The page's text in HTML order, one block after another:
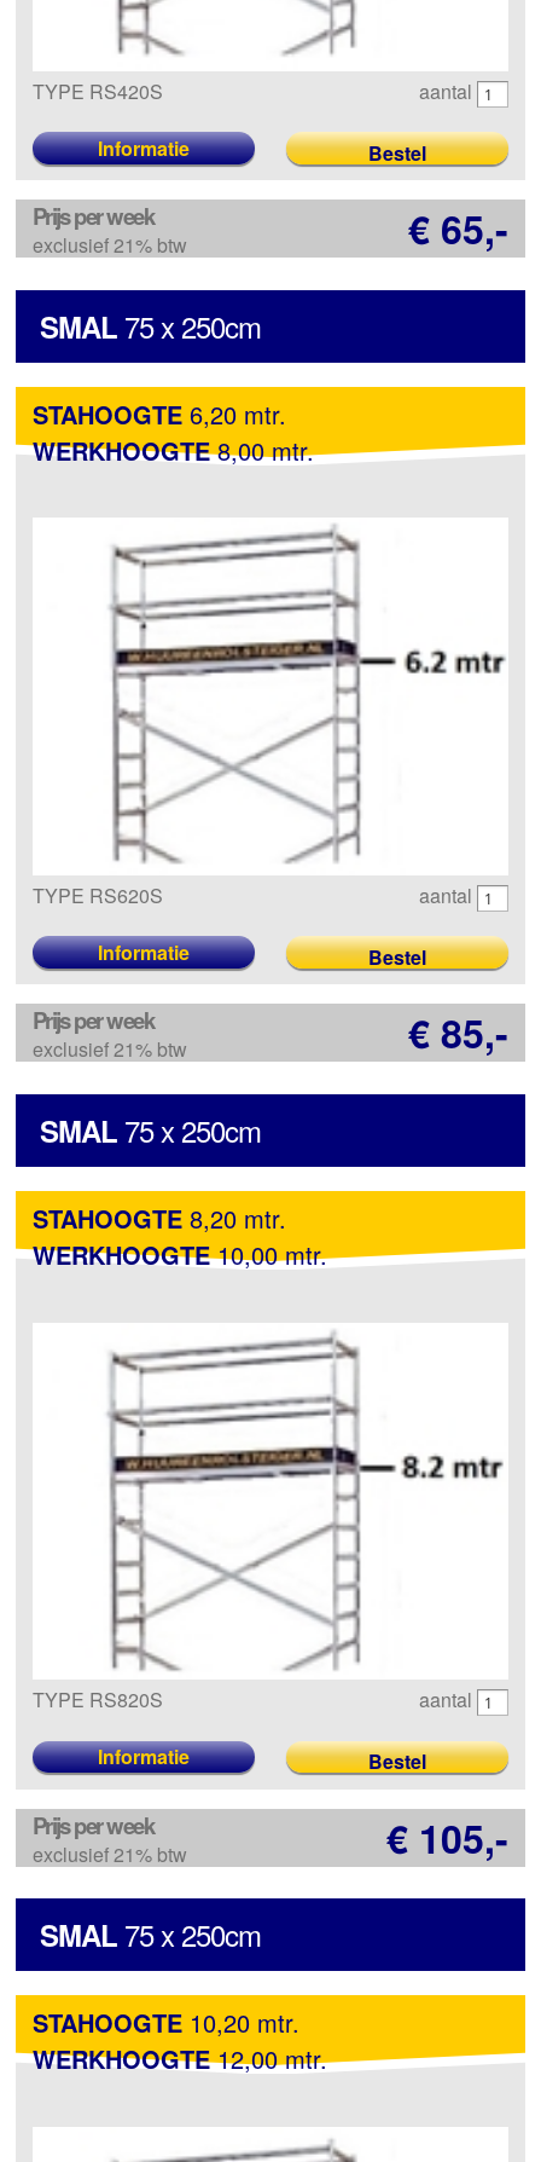
TYPE RS420S aantal
Informatie
Prijs per week
exclusief 21% btw € 65,-
SMAL 75 x 250cm
STAHOOGTE6,20 mtr.
WERKHOOGTE8,00 mtr.
TYPE RS620S aantal
Informatie
Prijs per week
exclusief 21% btw € 85,-
SMAL 75 x 250cm
STAHOOGTE8,20 mtr.
WERKHOOGTE10,00 mtr.
TYPE RS820S aantal
Informatie
Prijs per week
exclusief 21% btw € 105,-
SMAL 75 x 250cm
STAHOOGTE10,20 mtr.
WERKHOOGTE12,00 mtr.